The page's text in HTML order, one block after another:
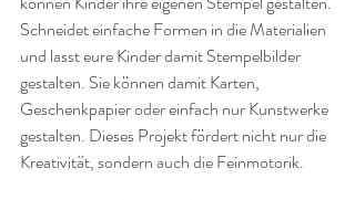
Schneidet einfache Formen in die Materialien
und lasst eure Kinder damit Stempelbilder
gestalten. Sie können damit Karten,
Geschenkpapier oder einfach nur Kunstwerke
gestalten. Dieses Projekt fördert nicht nur die
Kreativität, sondern auch die Feinmotorik.